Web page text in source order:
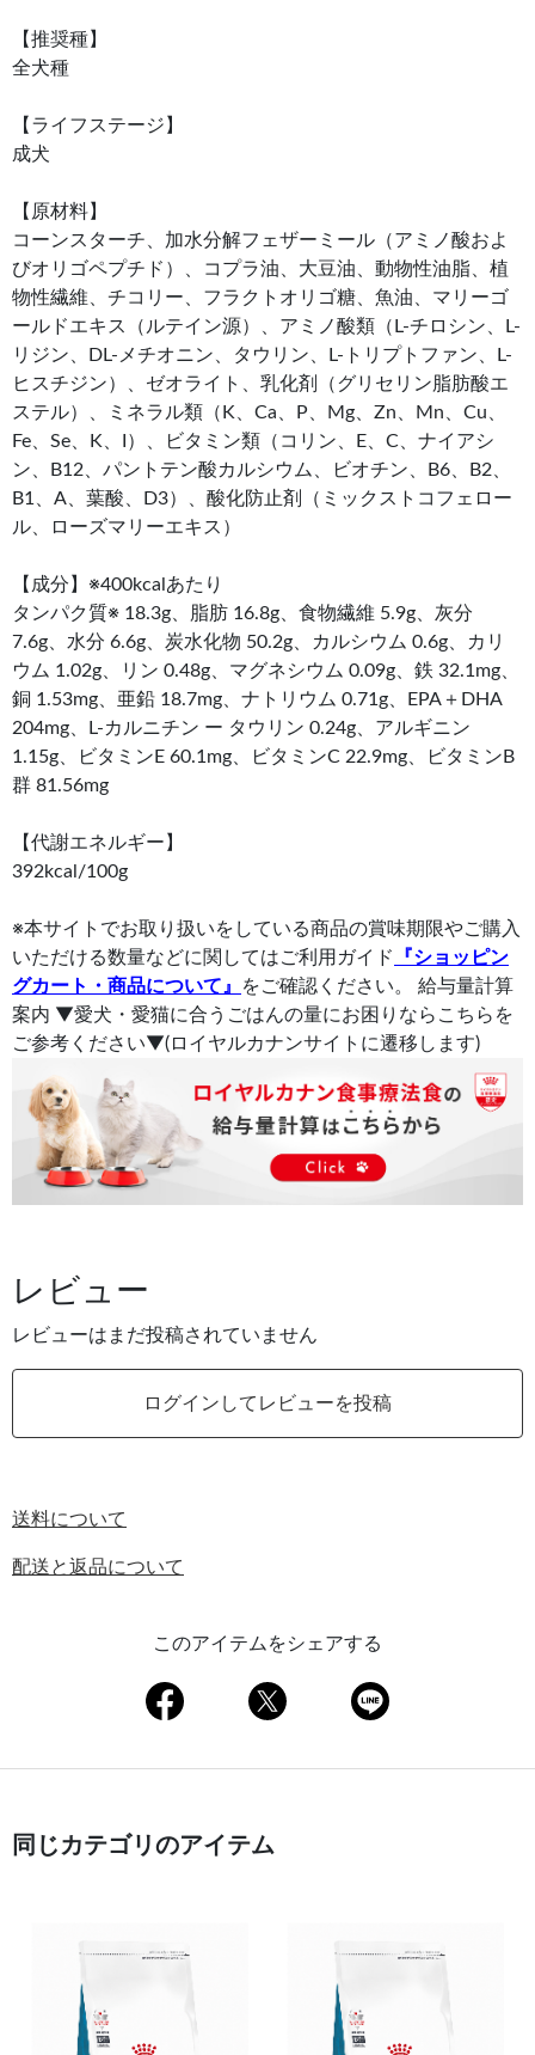
【推奨種】
全犬種
【ライフステージ】
成犬
【原材料】
コーンスターチ、加水分解フェザーミール（アミノ酸およ
びオリゴペプチド）、コプラ油、大豆油、動物性油脂、植
物性繊維、チコリー、フラクトオリゴ糖、魚油、マリーゴ
ールドエキス（ルテイン源）、アミノ酸類（L-チロシン、L-
リジン、DL-メチオニン、タウリン、L-トリプトファン、L-
ヒスチジン）、ゼオライト、乳化剤（グリセリン脂肪酸エ
ステル）、ミネラル類（K、Ca、P、Mg、Zn、Mn、Cu、
Fe、Se、K、I）、ビタミン類（コリン、E、C、ナイアシ
ン、B12、パントテン酸カルシウム、ビオチン、B6、B2、
B1、A、葉酸、D3）、酸化防止剤（ミックストコフェロー
ル、ローズマリーエキス）
【成分】※400kcalあたり
タンパク質※ 18.3g、脂肪 16.8g、食物繊維 5.9g、灰分
7.6g、水分 6.6g、炭水化物 50.2g、カルシウム 0.6g、カリ
ウム 1.02g、リン 0.48g、マグネシウム 0.09g、鉄 32.1mg、
銅 1.53mg、亜鉛 18.7mg、ナトリウム 0.71g、EPA＋DHA
204mg、L-カルニチン ー タウリン 0.24g、アルギニン
1.15g、ビタミンE 60.1mg、ビタミンC 22.9mg、ビタミンB
群 81.56mg
【代謝エネルギー】
392kcal/100g
※本サイトでお取り扱いをしている商品の賞味期限やご購入
いただける数量などに関してはご利用ガイド
『ショッピン
グカート・商品について』
をご確認ください。 給与量計算
案内 ▼愛犬・愛猫に合うごはんの量にお困りならこちらを
ご参考ください▼(ロイヤルカナンサイトに遷移します)
レビュー
レビューはまだ投稿されていません
ログインしてレビューを投稿
送料について
配送と返品について
このアイテムをシェアする
同じカテゴリのアイテム